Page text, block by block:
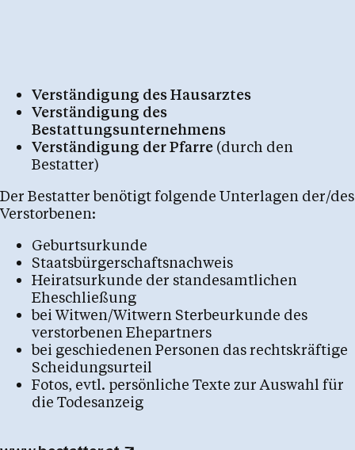
Pfarren
Kalender
Personen
Kontakt
Verständigung des Hausarztes
Verständigung des
Bestattungsunternehmens
Verständigung der Pfarre (durch den
Bestatter)
Der Bestatter benötigt folgende Unterlagen der/des
Verstorbenen:
Geburtsurkunde
Staatsbürgerschaftsnachweis
Heiratsurkunde der standesamtlichen
Eheschließung
bei Witwen/Witwern Sterbeurkunde des
verstorbenen Ehepartners
bei geschiedenen Personen das rechtskräftige
Scheidungsurteil
Fotos, evtl. persönliche Texte zur Auswahl für
die Todesanzeig